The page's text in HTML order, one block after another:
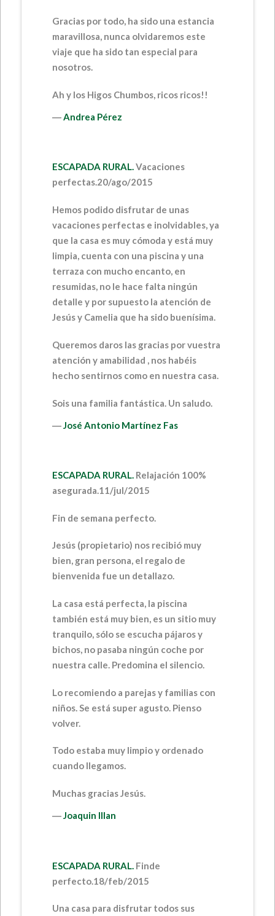
Gracias por todo, ha sido una estancia
maravillosa, nunca olvidaremos este
viaje que ha sido tan especial para
nosotros.
Ah y los Higos Chumbos, ricos ricos!!
―Andrea Pérez
ESCAPADA RURAL.Vacaciones
perfectas.20/ago/2015
Hemos podido disfrutar de unas
vacaciones perfectas e inolvidables, ya
que la casa es muy cómoda y está muy
limpia, cuenta con una piscina y una
terraza con mucho encanto, en
resumidas, no le hace falta ningún
detalle y por supuesto la atención de
Jesús y Camelia que ha sido buenísima.
Queremos daros las gracias por vuestra
atención y amabilidad , nos habéis
hecho sentirnos como en nuestra casa.
Sois una familia fantástica. Un saludo.
―José Antonio Martínez Fas
ESCAPADA RURAL. Relajación 100%
asegurada.11/jul/2015
Fin de semana perfecto.
Jesús (propietario) nos recibió muy
bien, gran persona, el regalo de
bienvenida fue un detallazo.
La casa está perfecta, la piscina
también está muy bien, es un sitio muy
tranquilo, sólo se escucha pájaros y
bichos, no pasaba ningún coche por
nuestra calle. Predomina el silencio.
Lo recomiendo a parejas y familias con
niños. Se está super agusto. Pienso
volver.
Todo estaba muy limpio y ordenado
cuando llegamos.
Muchas gracias Jesús.
―Joaquin Illan
ESCAPADA RURAL. Finde
perfecto.18/feb/2015
Una casa para disfrutar todos sus